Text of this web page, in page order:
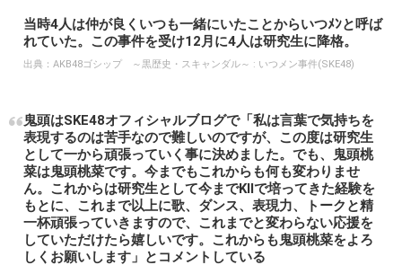
当時4人は仲が良くいつも一緒にいたことからいつﾒﾝと呼ば
れていた。この事件を受け12月に4人は研究生に降格。
出典： AKB48ゴシップ ～黒歴史・スキャンダル～ : いつメン事件(SKE48)
鬼頭はSKE48オフィシャルブログで「私は言葉で気持ちを
表現するのは苦手なので難しいのですが、この度は研究生
として一から頑張っていく事に決めました。でも、鬼頭桃
菜は鬼頭桃菜です。今までもこれからも何も変わりませ
ん。これからは研究生として今までKIIで培ってきた経験を
もとに、これまで以上に歌、ダンス、表現力、トークと精
一杯頑張っていきますので、これまでと変わらない応援を
していただけたら嬉しいです。これからも鬼頭桃菜をよろ
しくお願いします」とコメントしている